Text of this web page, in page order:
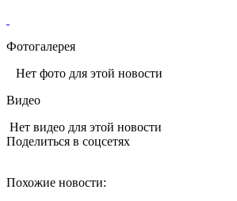
Фотогалерея
Нет фото для этой новости
Видео
Нет видео для этой новости
Поделиться в соцсетях
Похожие новости: